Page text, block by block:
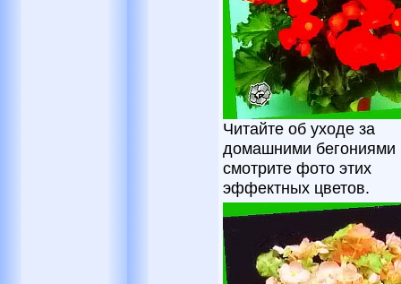
Читайте об уходе за
домашними бегониями
смотрите фото этих
эффектных цветов.